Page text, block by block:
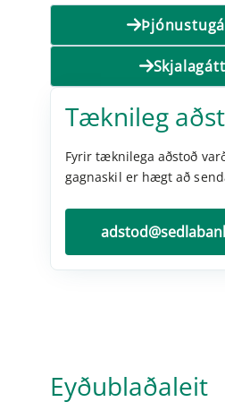
Skjalagátt
Tækni­leg
Fyrir tæknilega aðstoð
gagnaskil er hægt að
Eyðublaðaleit